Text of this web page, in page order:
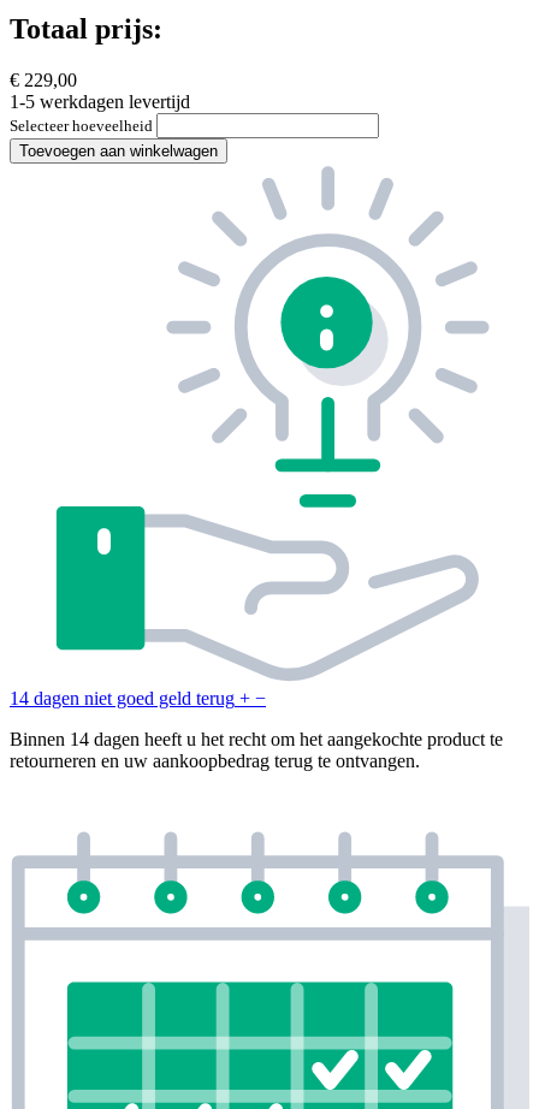
Totaal prijs:
€ 229,00
1-5 werkdagen levertijd
Selecteer hoeveelheid
Toevoegen aan winkelwagen
14 dagen niet goed geld terug + −
Binnen 14 dagen heeft u het recht om het aangekochte product te
retourneren en uw aankoopbedrag terug te ontvangen.